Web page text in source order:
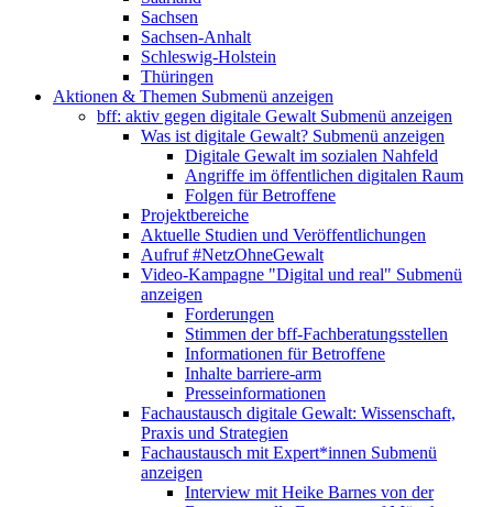
Sachsen
Sachsen-Anhalt
Schleswig-Holstein
Thüringen
Aktionen & Themen Submenü anzeigen
bff: aktiv gegen digitale Gewalt Submenü anzeigen
Was ist digitale Gewalt? Submenü anzeigen
Digitale Gewalt im sozialen Nahfeld
Angriffe im öffentlichen digitalen Raum
Folgen für Betroffene
Projektbereiche
Aktuelle Studien und Veröffentlichungen
Aufruf #NetzOhneGewalt
Video-Kampagne "Digital und real" Submenü
anzeigen
Forderungen
Stimmen der bff-Fachberatungsstellen
Informationen für Betroffene
Inhalte barriere-arm
Presseinformationen
Fachaustausch digitale Gewalt: Wissenschaft,
Praxis und Strategien
Fachaustausch mit Expert*innen Submenü
anzeigen
Interview mit Heike Barnes von der